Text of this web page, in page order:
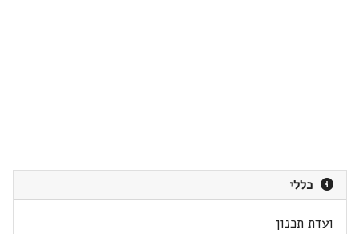
כללי
ועדת תכנון